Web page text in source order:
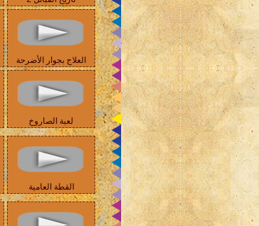
العلاج بجوار الأضرحة
لعبة الصاروخ
القطة العامية